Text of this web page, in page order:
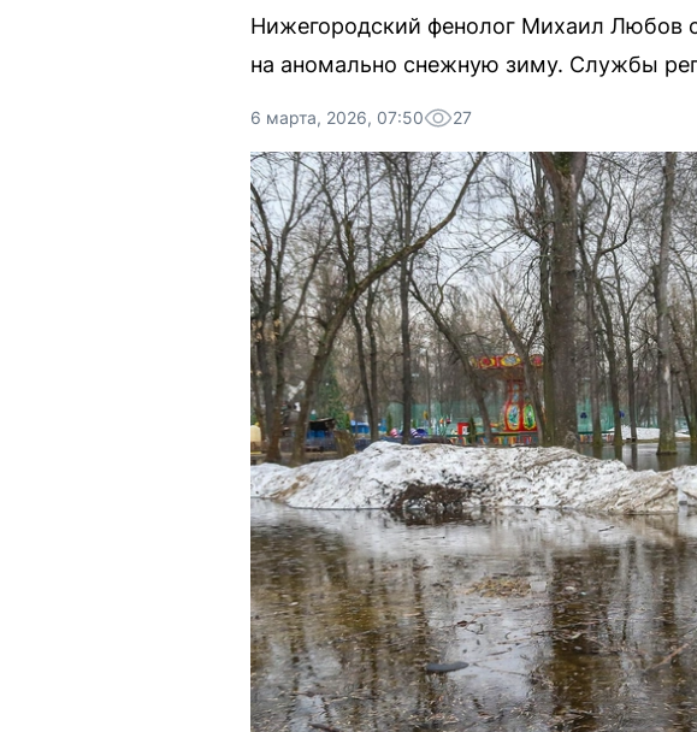
Нижегородский фенолог Михаил Любов
на аномально снежную зиму. Службы
6 марта, 2026, 07:50 27